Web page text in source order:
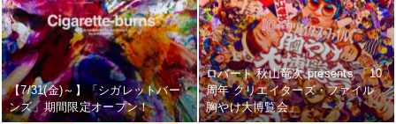
【7/31(金)～】「シガレットバー
ンズ」期間限定オープン！
ロバート 秋山竜次 presents 「10
周年 クリエイターズ・ファイル
胸やけ大博覧会」